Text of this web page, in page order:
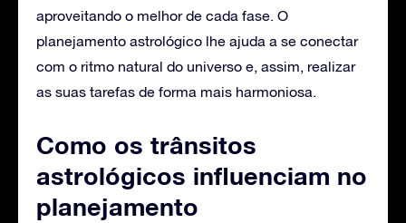
aproveitando o melhor de cada fase. O
planejamento astrológico lhe ajuda a se conectar
com o ritmo natural do universo e, assim, realizar
as suas tarefas de forma mais harmoniosa.
Como os trânsitos
astrológicos influenciam no
planejamento